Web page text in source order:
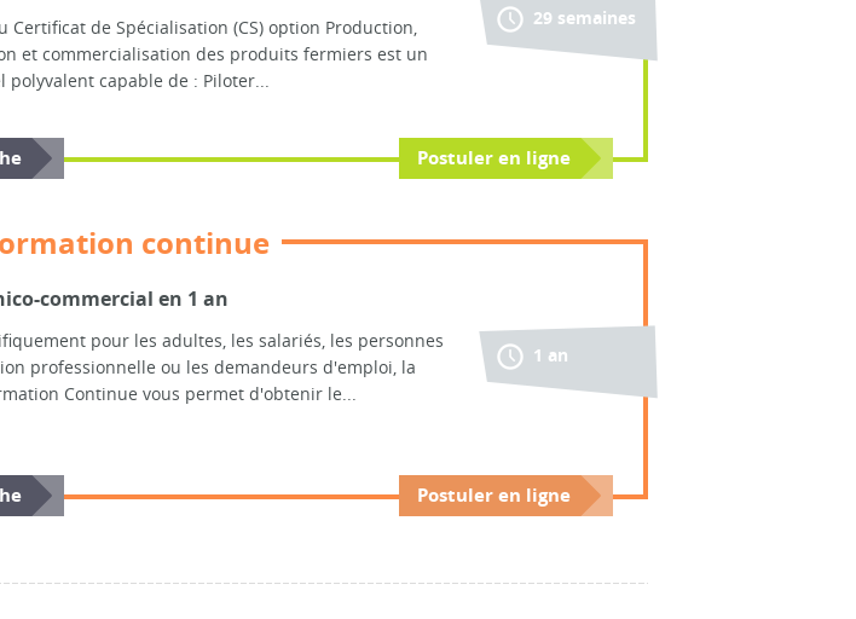
Certificat de Spécialisation (CS) option Production,
et commercialisation des produits fermiers est un
polyvalent capable de : Piloter...
Postuler en ligne
29 semaines
continue
commercial en 1 an
pour les adultes, les salariés, les personnes
professionnelle ou les demandeurs d'emploi, la
Continue vous permet d'obtenir le...
Postuler en ligne
1 an